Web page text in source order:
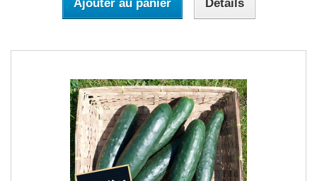
Ajouter au panier Détails